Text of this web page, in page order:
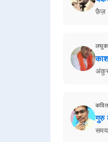
फ़ैज़
गुरु